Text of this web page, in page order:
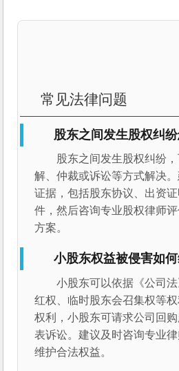
常见法律问题
股东之间发生股权纠
股东之间发生股权纠纷
解、仲裁或诉讼等方式解决
证据，包括股东协议、出资
件，然后咨询专业股权律师
方案。
小股东权益被侵害如何
小股东可以依据《公司
红权、临时股东会召集权等
权利，小股东可请求公司回
表诉讼。建议及时咨询专业
维护合法权益。